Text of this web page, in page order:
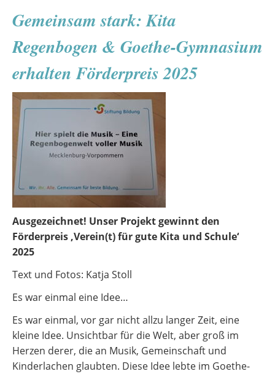
Kirche
Ein
Rückblick
aufs
Weihnachtskonzert
Gemeinsam stark: Kita
Regenbogen & Goethe-Gymnasium
erhalten Förderpreis 2025
Ausgezeichnet! Unser Projekt gewinnt den
Förderpreis ‚Verein(t) für gute Kita und Schule‘
2025
Text und Fotos: Katja Stoll
Es war einmal eine Idee…
Es war einmal, vor gar nicht allzu langer Zeit, eine
kleine Idee. Unsichtbar für die Welt, aber groß im
Herzen derer, die an Musik, Gemeinschaft und
Kinderlachen glaubten. Diese Idee lebte im Goethe-